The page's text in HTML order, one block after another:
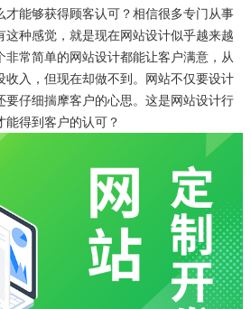
才能够获得顾客认可？相信很多专门从事
这种感觉，就是现在网站设计似乎越来越
常简单的网站设计都能让客户满意，从
收入，但现在却做不到。网站不仅要设计
要仔细揣摩客户的心思。这是网站设计行
能得到客户的认可？